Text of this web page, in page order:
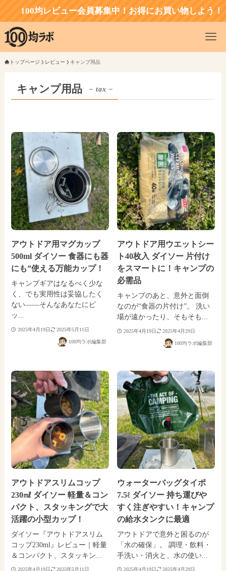
100均レビュー会員募集中！お得にお買い物しよう！
トップページ レビュー キャンプ用品
キャンプ用品 – tax –
アウトドア用マグカップ
500ml ダイソー 食器にも器
にも”使える万能カップ！
キャンプギアはなるべく少な
く、でも実用性は妥協したく
ない——そんなあなたにピ
ッ...
2025年4月19日 2025年5月11日
100均ラボ編集部
アウトドア用ウエットシー
ト40枚入 ダイソー 片付け
をスマートに！キャンプの
必需品
キャンプのあと、意外と面倒
なのが“食器の片付け”。 洗い
場が遠かったり、そもそも...
2025年4月19日 2025年4月29日
100均ラボ編集部
アウトドアスリムコップ
230㎖ ダイソー 軽量＆コン
パクト、スタッキングで大
活躍の小型カップ！
ダイソー『アウトドアスリム
コップ230ml』レビュー｜軽量
＆コンパクト、スタッキン...
2025年4月19日 2025年5月11日
ウォーターバッグタイポ
7.5ℓ ダイソー 持ち運びや
すく注ぎやすい！キャンプ
の給水タンクに最適
アウトドアで意外と困るのが
「水の確保」。 調理・飲料・
手洗い・消火と、水の使い...
2025年4月19日 2025年4月29日